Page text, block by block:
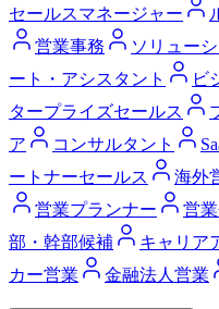
セールスマネージャー
営業事務
ソリュー
ート・アシスタント
ビ
タープライズセールス
ア
コンサルタント
ートナーセールス
海外
営業プランナー
営
部・幹部候補
キャリア
カー営業
金融法人営業